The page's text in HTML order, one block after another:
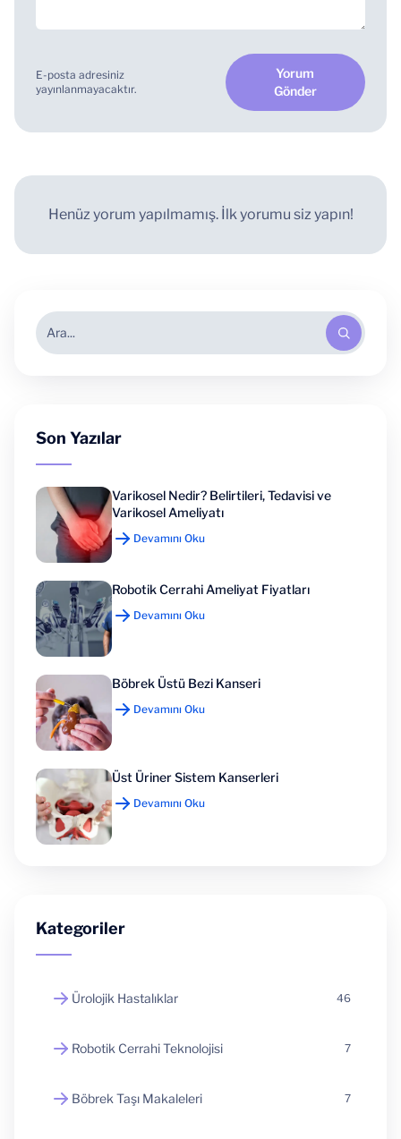
E-posta adresiniz
yayınlanmayacaktır.
Yorum
Gönder
Henüz yorum yapılmamış. İlk yorumu siz yapın!
Son Yazılar
Varikosel Nedir? Belirtileri, Tedavisi ve
Varikosel Ameliyatı
Devamını Oku
Robotik Cerrahi Ameliyat Fiyatları
Devamını Oku
Böbrek Üstü Bezi Kanseri
Devamını Oku
Üst Üriner Sistem Kanserleri
Devamını Oku
Kategoriler
Ürolojik Hastalıklar 46
Robotik Cerrahi Teknolojisi 7
Böbrek Taşı Makaleleri 7